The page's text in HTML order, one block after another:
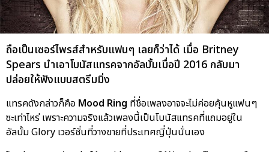
ถือเป็นเซอร์ไพรส์สำหรับแฟนๆ เลยก็ว่าได้ เมื่อ Britney
Spears นำเอาโบนัสแทรคจากอัลบั้มเมื่อปี 2016 กลับมา
ปล่อยให้ฟังแบบสตรีมมิ่ง
แทรคดังกล่าวก็คือ Mood Ring ที่ชื่อเพลงอาจจะไม่ค่อยคุ้นหูแฟนๆ
ซะเท่าไหร่ เพราะความจริงแล้วเพลงนี้เป็นโบนัสแทรคที่แถมอยู่ใน
อัลบั้ม Glory เวอร์ชั่นที่วางขายที่ประเทศญี่ปุ่นนั่นเอง